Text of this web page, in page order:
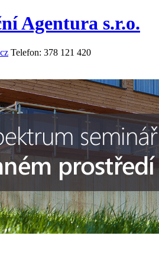
Agentura s.r.o.
Telefon: 378 121 420